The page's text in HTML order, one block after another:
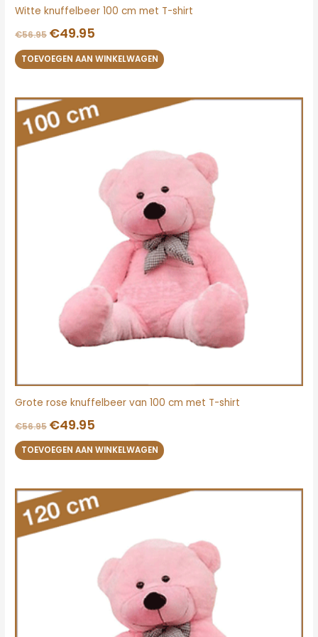
Witte knuffelbeer 100 cm met T-shirt
€56.95 €49.95
TOEVOEGEN AAN WINKELWAGEN
Grote rose knuffelbeer van 100 cm met T-shirt
€56.95
Oorspronkelijke
prijs
was:
€56.95.
€49.95
Huidige
prijs
is:
TOEVOEGEN AAN WINKELWAGEN
Oorspronkelijke
prijs
was:
€69.95.
prijs
is: